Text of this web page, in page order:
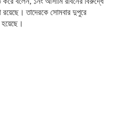
রয়েছে। তাদেরকে সোমবার দুপুরে